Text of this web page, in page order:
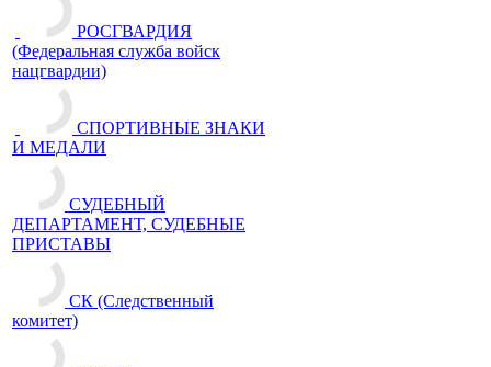
РОСГВАРДИЯ
(Федеральная служба войск
нацгвардии)
СПОРТИВНЫЕ ЗНАКИ
И МЕДАЛИ
СУДЕБНЫЙ
ДЕПАРТАМЕНТ, СУДЕБНЫЕ
ПРИСТАВЫ
СК (Следственный
комитет)